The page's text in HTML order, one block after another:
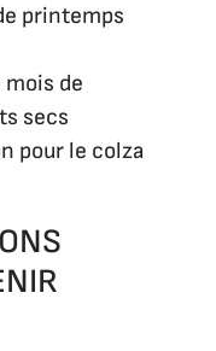
printemps
de
secs
pour le colza